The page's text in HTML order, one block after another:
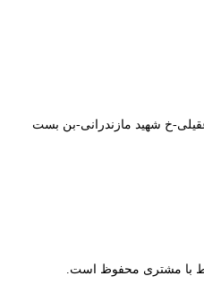
خ شهید مازندرانی-بن بست
با مشتری محفوظ است.